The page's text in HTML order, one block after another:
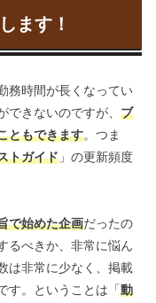
平和なアスト
2級ウェブデザ
在宅仕事
ます！
務時間が長くなってい
きないのですが、 ブ
ともできます。つま
トガイド 」の更新頻度
で始めた企画だったの
るべきか、非常に悩ん
は非常に少なく、掲載
す。ということは「動